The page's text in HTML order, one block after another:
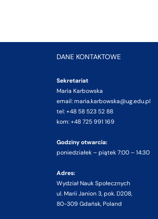
DANE KONTAKTOWE
Sekretariat
Maria Karbowska
email: maria.karbowska@ug.edu.pl
tel: +48 58 523 52 88
kom: +48 725 991 169
Godziny otwarcia:
poniedziałek – piątek 7:00 – 14:30
Adres:
Wydział Nauk Społecznych
ul. Marii Janion 3, pok. D208,
80-309 Gdańsk, Poland